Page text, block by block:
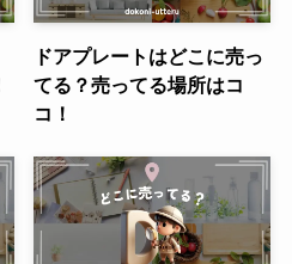
ドアプレートはどこに売っ
てる？売ってる場所はコ
コ！